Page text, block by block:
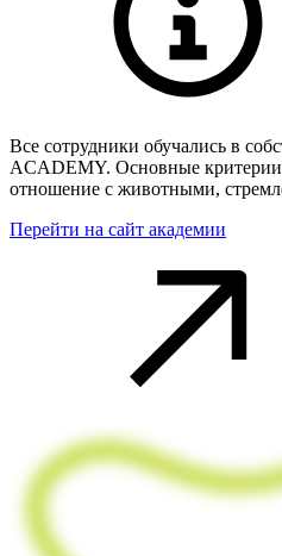
Все сотрудники обучались в
ACADEMY. Основные
отношение с животными,
Перейти на сайт академии